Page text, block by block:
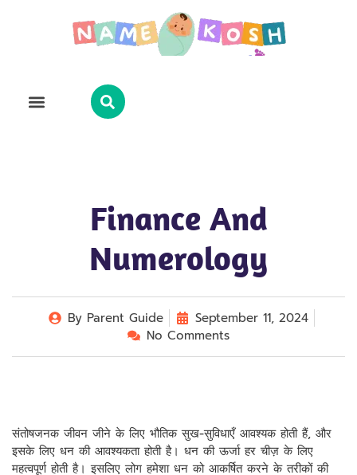
Finance And
Numerology
ByParent Guide
September 11, 2024
No Comments
संतोषजनक जीवन जीने के लिए भौतिक सुख-सुविधाएँ आवश्यक होती हैं, और
इसके लिए धन की आवश्यकता होती है। धन की ऊर्जा हर चीज़ के लिए
महत्वपूर्ण होती है। इसलिए लोग हमेशा धन को आकर्षित करने के तरीकों की